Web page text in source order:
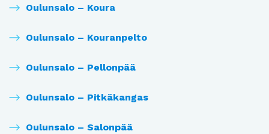
Oulunsalo – Koura
Oulunsalo – Kouranpelto
Oulunsalo – Pellonpää
Oulunsalo – Pitkäkangas
Oulunsalo – Salonpää